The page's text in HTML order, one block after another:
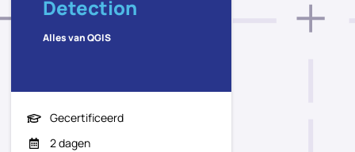
Detection
Alles van QGIS
Gecertificeerd
2 dagen